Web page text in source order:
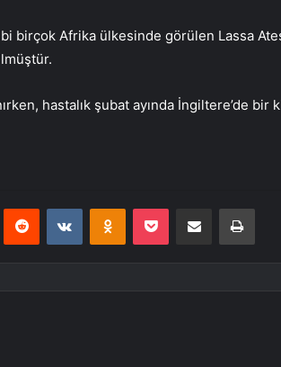
birçok Afrika ülkesinde görülen Lassa
hastalık şubat ayında İngiltere’de bir
Reddit VKontakteOdnoklassniki
Pocket E-Posta ile paylaş Yazdır